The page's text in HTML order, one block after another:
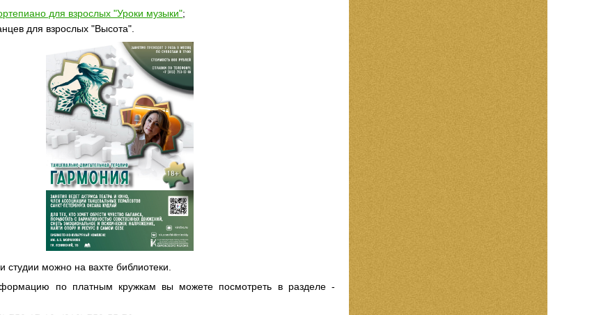
для взрослых "Уроки музыки";
для взрослых "Высота".
студии можно на вахте библиотеки.
по платным кружкам вы можете посмотреть в разделе -